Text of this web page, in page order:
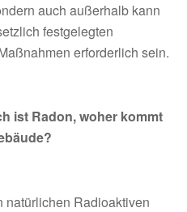
auch außerhalb kann
festgelegten
erforderlich sein.
ist Radon, woher kommt
natürlichen Radioaktiven